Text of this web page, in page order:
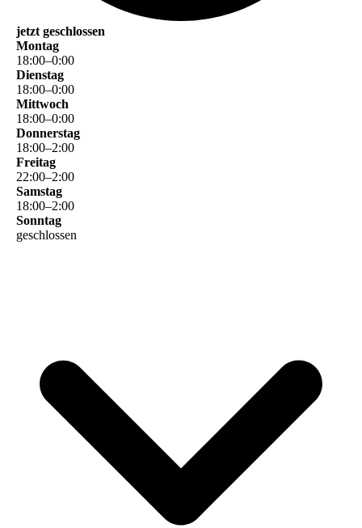
jetzt geschlossen
Montag
18:00–0:00
Dienstag
18:00–0:00
Mittwoch
18:00–0:00
Donnerstag
18:00–2:00
Freitag
22:00–2:00
Samstag
18:00–2:00
Sonntag
geschlossen